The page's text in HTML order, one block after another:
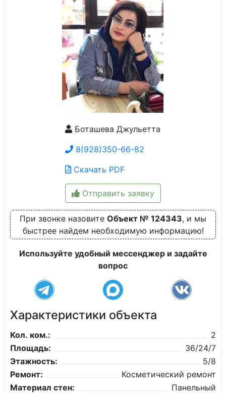
Боташева Джульетта
8(928)350-66-82
Скачать PDF
Отправить заявку
При звонке назовите Объект № 124343, и мы
быстрее найдем необходимую информацию!
Используйте удобный мессенджер и задайте
вопрос
Характеристики объекта
Кол. ком.:
2
Площадь:
36/24/7
Этажность:
5/8
Ремонт:
Косметический ремонт
Материал стен:
Панельный